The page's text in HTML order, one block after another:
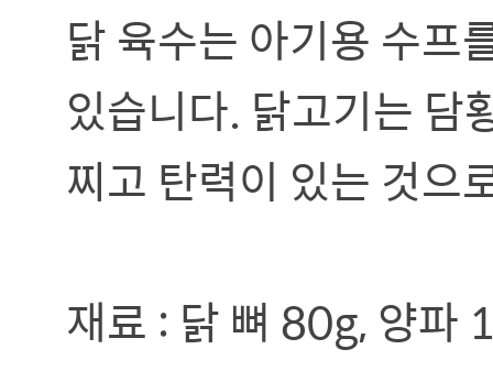
닭 육수는 아기용 수프
있습니다. 닭고기는 담
찌고 탄력이 있는 것으
재료 : 닭 뼈 80g, 양파